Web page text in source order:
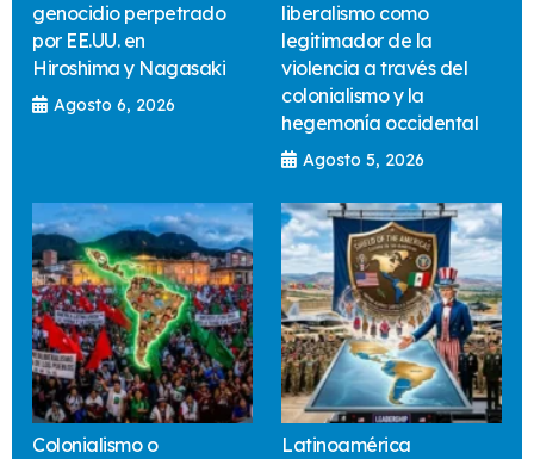
genocidio perpetrado
por EE.UU. en
Hiroshima y Nagasaki
Agosto 6, 2026
liberalismo como
legitimador de la
violencia a través del
colonialismo y la
hegemonía occidental
Agosto 5, 2026
Colonialismo o
Latinoamérica